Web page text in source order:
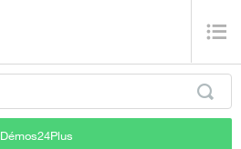
Démos24Plus